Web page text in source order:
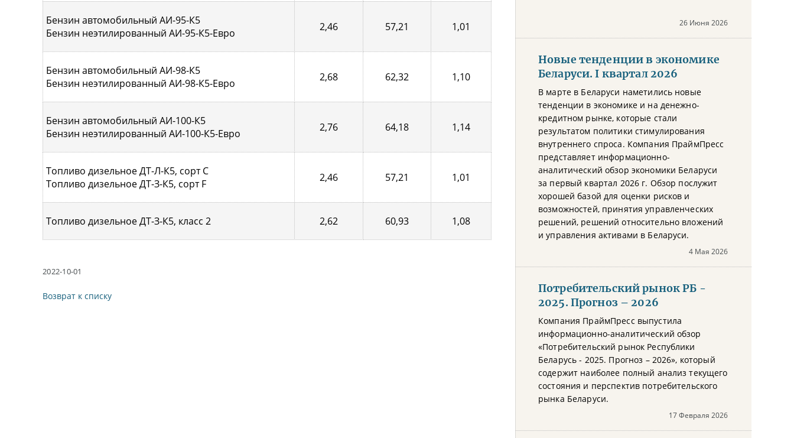
Бензин автомобильный АИ-95-К5
Бензин неэтилированный АИ-95-К5-Евро
2,46 57,21 1,01
Бензин автомобильный АИ-98-К5
Бензин неэтилированный АИ-98-К5-Евро
2,68 62,32 1,10
Бензин автомобильный АИ-100-К5
Бензин неэтилированный АИ-100-К5-Евро
2,76 64,18 1,14
Топливо дизельное ДТ-Л-К5, сорт С
Топливо дизельное ДТ-З-К5, сорт F
2,46 57,21 1,01
Топливо дизельное ДТ-З-К5, класс 2 2,62 60,93 1,08
2022-10-01
Возврат к списку
26 Июня 2026
Новые тенденции в экономике
Беларуси. I квартал 2026
В марте в Беларуси наметились новые
тенденции в экономике и на денежно-
кредитном рынке, которые стали
результатом политики стимулирования
внутреннего спроса. Компания ПраймПресс
представляет информационно-
аналитический обзор экономики Беларуси
за первый квартал 2026 г. Обзор послужит
хорошей базой для оценки рисков и
возможностей, принятия управленческих
решений, решений относительно вложений
и управления активами в Беларуси.
4 Мая 2026
Потребительский рынок РБ -
2025. Прогноз – 2026
Компания ПраймПресс выпустила
информационно-аналитический обзор
«Потребительский рынок Республики
Беларусь - 2025. Прогноз – 2026», который
содержит наиболее полный анализ текущего
состояния и перспектив потребительского
рынка Беларуси.
17 Февраля 2026